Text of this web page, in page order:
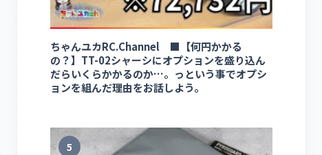
ちゃんユカRC.Channel ■【何円かかる
の？】TT-02シャーシにオプションを盛り込ん
だらいくらかかるのか…。っという事でオプシ
ョンを組んだ理由をお話しよう。
5